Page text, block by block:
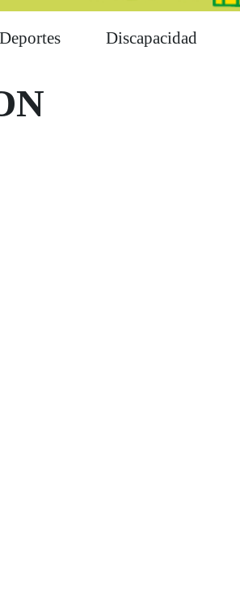
Deportes Discapacidad